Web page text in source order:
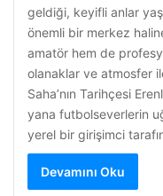
geldiği, keyifli anlar
önemli bir merkez
amatör hem de
olanaklar ve atmosfer
Saha’nın Tarihçesi
yana futbolseverlerin
yerel bir girişimci
Devamını Oku